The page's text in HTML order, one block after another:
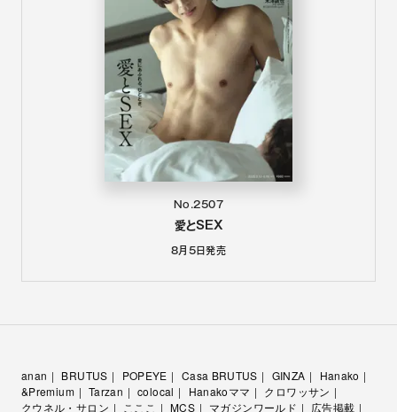
No.2507
愛とSEX
8月5日発売
anan BRUTUS POPEYE Casa BRUTUS GINZA
Hanako
&Premium
Tarzan colocal Hanakoママ
クロワッサン
クウネル・サロン
こここ MCS マガジンワールド 広告掲載